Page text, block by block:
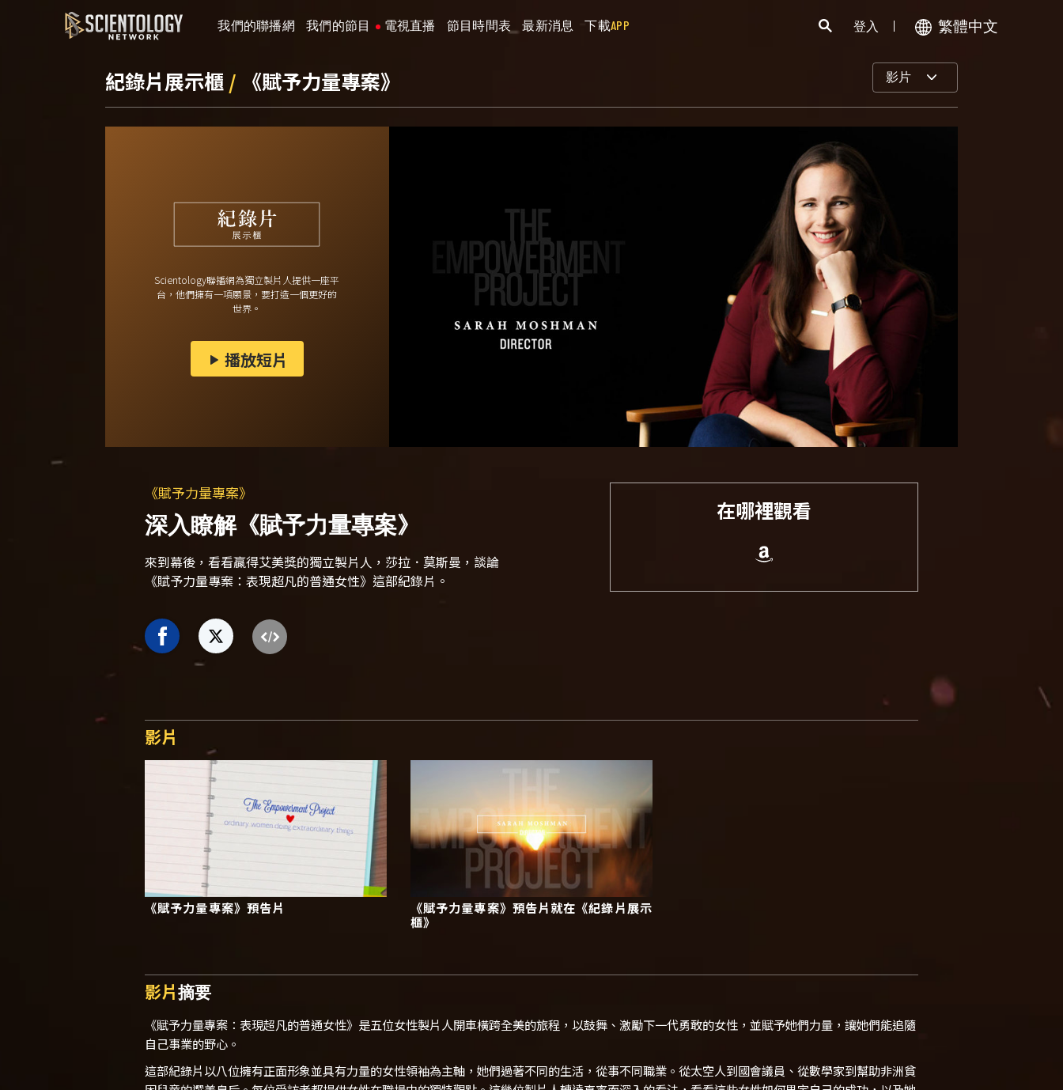
我們的聯播網 我們的節目 電視直播 節目時間表 最新消息 下載APP 登入 繁體中文
紀錄片展示櫃 / 《賦予力量專案》 影片
Scientology聯播網為獨立製片人提供一座平
台，他們擁有一項願景，要打造一個更好的
世界。
播放短片
《賦予力量專案》
深入瞭解《賦予力量專案》
來到幕後，看看贏得艾美獎的獨立製片人，莎拉．莫斯曼，談論
《賦予力量專案：表現超凡的普通女性》 這部紀錄片。
在哪裡觀看
影片
《賦予力量專案》預告片
《賦予力量專案》預告片就在《紀錄片展示
櫃》
影片摘要
《賦予力量專案：表現超凡的普通女性》 是五位女性製片人開車橫跨全美的旅程，以鼓舞、激勵下一代勇敢的女性，並賦予她們力量，讓她們能追隨
自己事業的野心。
這部紀錄片以八位擁有正面形象並具有力量的女性領袖為主軸，她們過著不同的生活，從事不同職業。從太空人到國會議員、從數學家到幫助非洲貧